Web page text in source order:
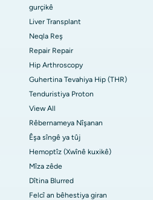
gurçikê
Liver Transplant
Neqla Reş
Repair Repair
Hip Arthroscopy
Guhertina Tevahiya Hip (THR)
Tenduristiya Proton
View All
Rêbernameya Nîşanan
Êşa sîngê ya tûj
Hemoptîz (Xwînê kuxikê)
Mîza zêde
Dîtina Blurred
Felcî an bêhestiya giran